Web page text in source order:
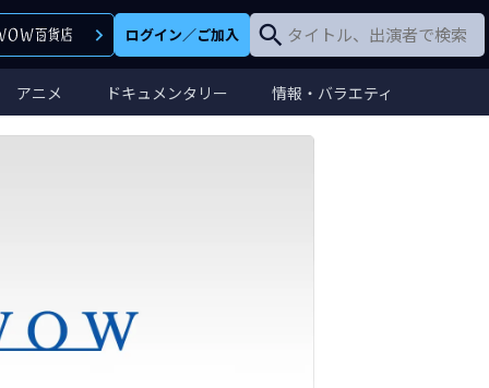
ログイン／ご加入
アニメ ドキュメンタリー 情報・バラエティ